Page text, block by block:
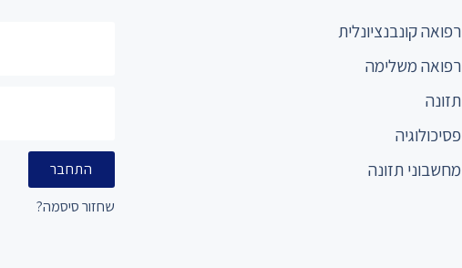
רפואה קונבנציונלית
רפואה משלימה
תזונה
פסיכולוגיה
מחשבוני תזונה
התחבר
שחזור סיסמה?